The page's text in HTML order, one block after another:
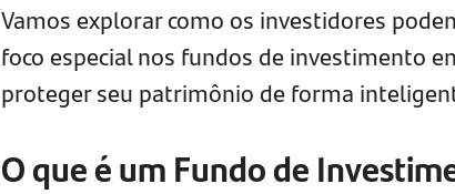
Vamos explorar como os investidores
foco especial nos fundos de investimento
proteger seu patrimônio de forma
O que é um Fundo de